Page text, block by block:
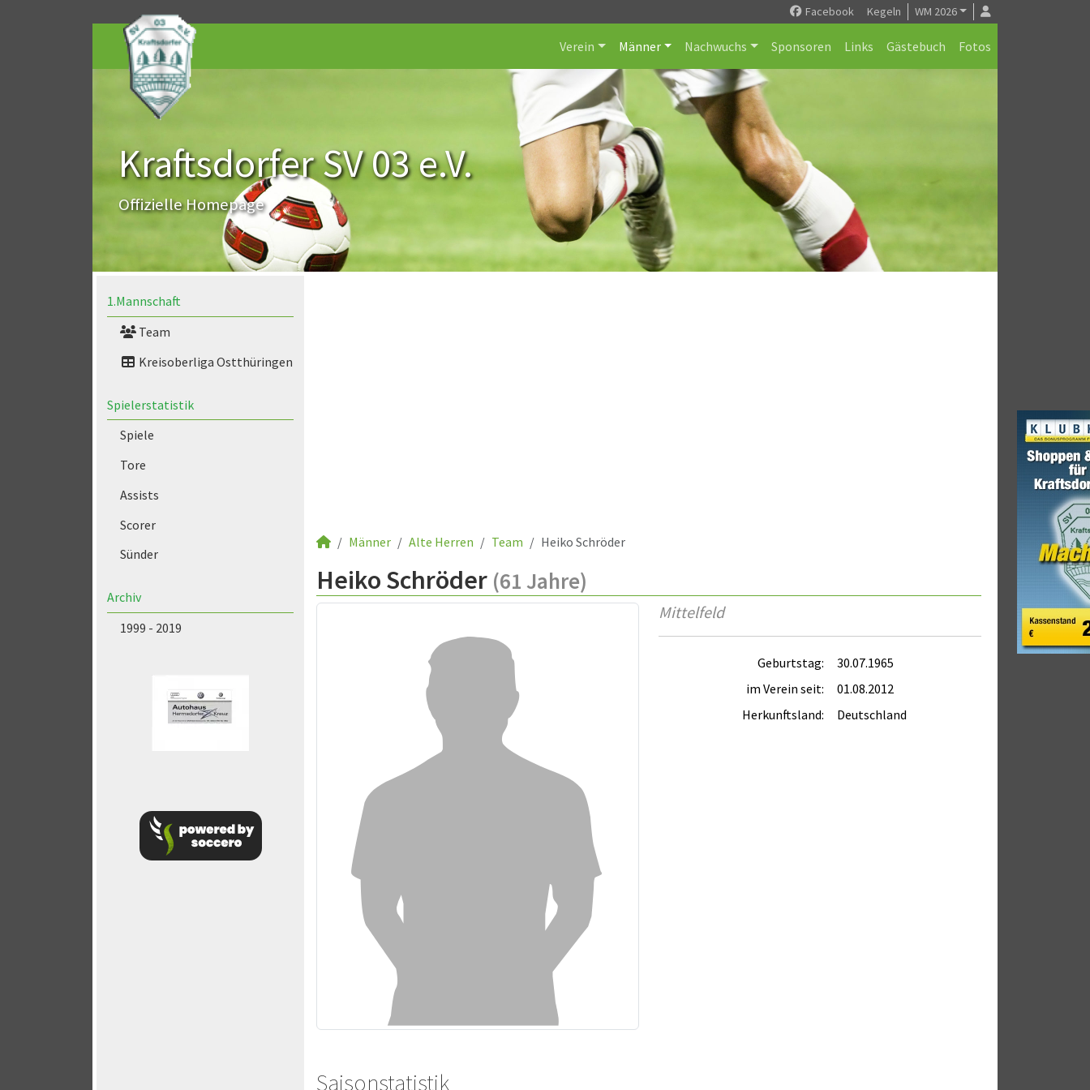
Facebook Kegeln WM 2026
Verein Männer Nachwuchs Sponsoren Links Gästebuch Fotos
Kraftsdorfer SV 03 e.V.
Offizielle Homepage
1.Mannschaft
Team
Kreisoberliga Ostthüringen
Spielerstatistik
Spiele
Tore
Assists
Scorer
Sünder
Archiv
1999 - 2019
Männer Alte Herren Team Heiko Schröder
Heiko Schröder (61 Jahre)
Mittelfeld
Geburtstag:
30.07.1965
im Verein seit:
01.08.2012
Herkunftsland:
Deutschland
Saisonstatistik